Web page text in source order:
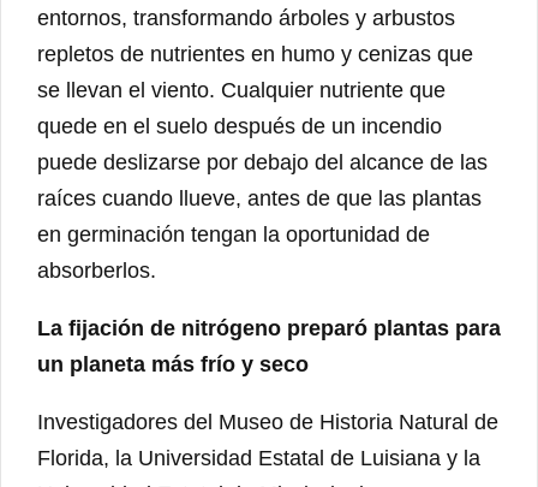
entornos, transformando árboles y arbustos
repletos de nutrientes en humo y cenizas que
se llevan el viento. Cualquier nutriente que
quede en el suelo después de un incendio
puede deslizarse por debajo del alcance de las
raíces cuando llueve, antes de que las plantas
en germinación tengan la oportunidad de
absorberlos.
La fijación de nitrógeno preparó plantas para
un planeta más frío y seco
Investigadores del Museo de Historia Natural de
Florida, la Universidad Estatal de Luisiana y la